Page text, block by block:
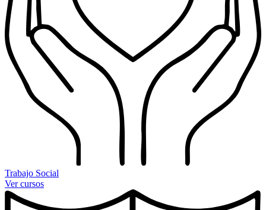
Trabajo Social
Ver cursos